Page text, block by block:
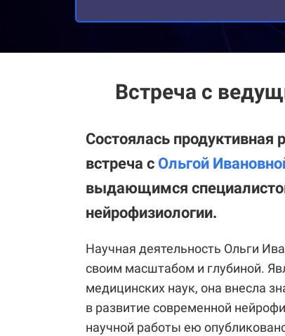
Встреча с
Состоялась продуктивная
встреча с Ольгой
выдающимся
нейрофизиологии.
Научная деятельность Ольги
своим масштабом и глубиной.
медицинских наук, она внесла
в развитие современной
научной работы ею